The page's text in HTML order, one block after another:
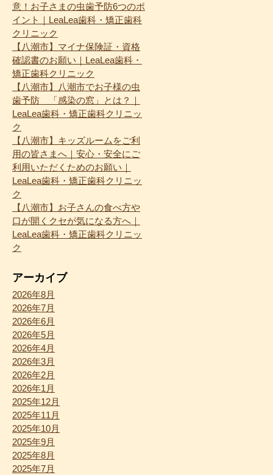
意！お子さまの虫歯予防6つのポ
イント｜LeaLea歯科・矯正歯科
クリニック
【八潮市】マイナ保険証・資格
確認書のお願い｜LeaLea歯科・
矯正歯科クリニック
【八潮市】八潮市でお子様の虫
歯予防 「感染の窓」とは？｜
LeaLea歯科・矯正歯科クリニッ
ク
【八潮市】キッズルームをご利
用の皆さまへ｜安心・安全にご
利用いただくためのお願い｜
LeaLea歯科・矯正歯科クリニッ
ク
【八潮市】お子さんの食べ方や
口が開くクセが気になる方へ｜
LeaLea歯科・矯正歯科クリニッ
ク
アーカイブ
2026年8月
2026年7月
2026年6月
2026年5月
2026年4月
2026年3月
2026年2月
2026年1月
2025年12月
2025年11月
2025年10月
2025年9月
2025年8月
2025年7月